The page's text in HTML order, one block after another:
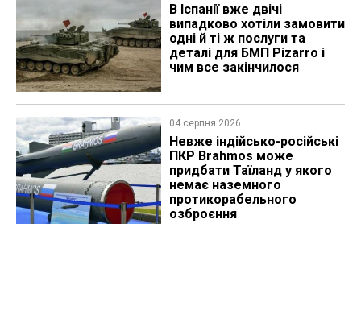
В Іспанії вже двічі
випадково хотіли замовити
одні й ті ж послуги та
деталі для БМП Pizarro і
чим все закінчилося
04 серпня 2026
Невже індійсько-російські
ПКР Brahmos може
придбати Таїланд у якого
немає наземного
протикорабельного
озброєння